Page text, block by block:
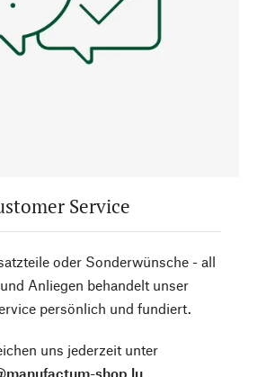
Service
oder Sonderwünsche - all
Anliegen behandelt unser
persönlich und fundiert.
uns jederzeit unter
shop.lu